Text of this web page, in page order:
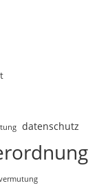
datenschutz